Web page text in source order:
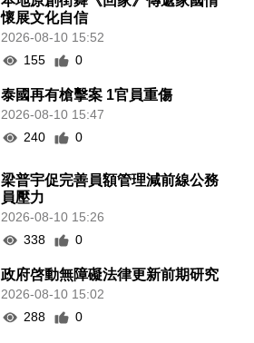
懷展文化自信
2026-08-10 15:52
155
0
泰國再有槍擊案 1官員重傷
2026-08-10 15:47
240
0
梁普宇促完善員額管理減前線公務
員壓力
2026-08-10 15:26
338
0
政府啓動無障礙法律更新前期研究
2026-08-10 15:02
288
0